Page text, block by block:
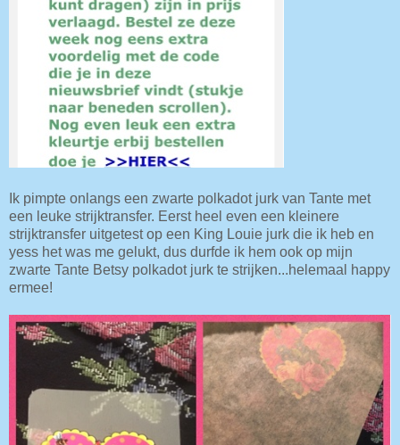
Ik pimpte onlangs een zwarte polkadot jurk van Tante met
een leuke strijktransfer. Eerst heel even een kleinere
strijktransfer uitgetest op een King Louie jurk die ik heb en
yess het was me gelukt, dus durfde ik hem ook op mijn
zwarte Tante Betsy polkadot jurk te strijken...helemaal happy
ermee!